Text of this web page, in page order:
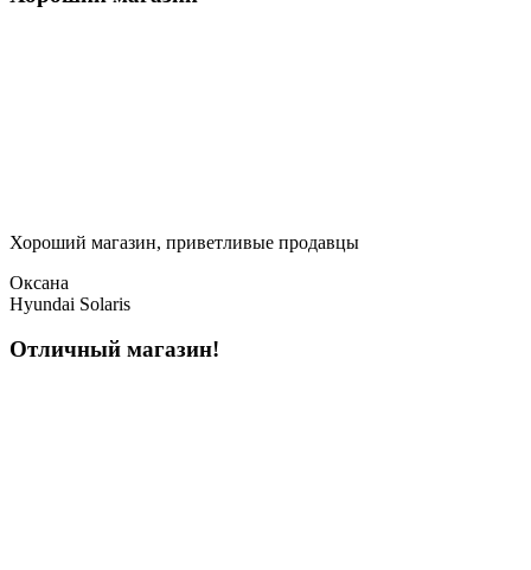
Хороший магазин, приветливые продавцы
Оксана
Hyundai Solaris
Отличный магазин!